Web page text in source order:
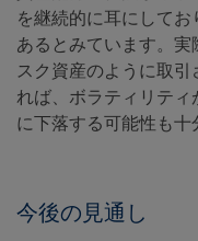
を継続的に耳にして
あるとみています。実
スク資産のように取引
れば、ボラティリテ
に下落する可能性も十
今後の見通し